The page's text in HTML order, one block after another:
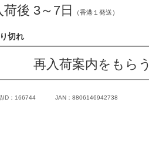
荷後 3～7日
（香港１発送）
切れ
再入荷案内をもらう
ID：166744 JAN：8806146942738